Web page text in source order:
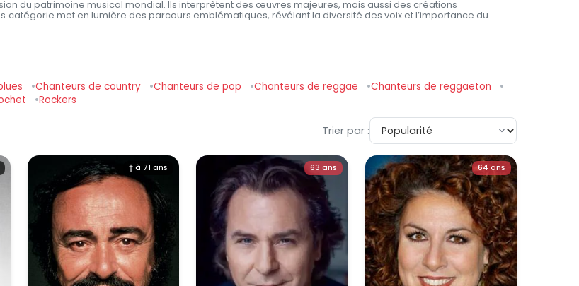
du patrimoine musical mondial. Ils interprètent des œuvres majeures, mais aussi des créations
met en lumière des parcours emblématiques, révélant la diversité des voix et l’importance du
Chanteurs de country Chanteurs de pop Chanteurs de reggae
Chanteurs de reggaeton
Rockers
Trier par :
† à 71 ans 63 ans 64 ans